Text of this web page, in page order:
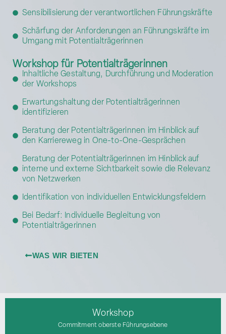
Sensibilisierung der verantwortlichen Führungskräfte
Schärfung der Anforderungen an Führungskräfte im
Umgang mit Potentialträgerinnen
Workshop für Potentialträgerinnen
Inhaltliche Gestaltung, Durchführung und Moderation
der Workshops
Erwartungshaltung der Potentialträgerinnen
identifizieren
Beratung der Potentialträgerinnen im Hinblick auf
den Karriereweg in One-to-One-Gesprächen
Beratung der Potentialträgerinnen im Hinblick auf
interne und externe Sichtbarkeit sowie die Relevanz
von Netzwerken
Identifikation von individuellen Entwicklungsfeldern
Bei Bedarf: Individuelle Begleitung von
Potentialträgerinnen
WAS WIR BIETEN
Workshop
Commitment oberste Führungsebene